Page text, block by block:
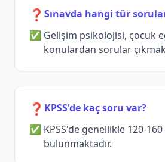
❓ Sınavda hangi tür
Gelişim psikolojisi, çocuk
konulardan sorular
❓ KPSS'de kaç soru var?
KPSS'de genellikle 120-
bulunmaktadır.